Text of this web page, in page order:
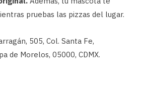
pruebas las pizzas del lugar.
505, Col. Santa Fe,
de Morelos, 05000, CDMX.